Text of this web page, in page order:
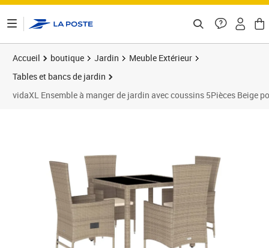
Accueil boutique Jardin
Meuble Extérieur
Tables et bancs de jardin
vidaXL Ensemble à manger de jardin avec coussins 5Pièces Beige